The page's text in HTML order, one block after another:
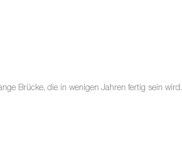
Brücke, die in wenigen Jahren fertig sein wird.